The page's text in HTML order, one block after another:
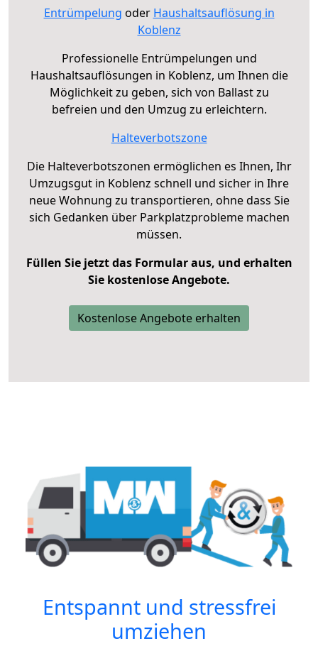
Entrümpelung oder Haushaltsauflösung in
Koblenz
Professionelle Entrümpelungen und
Haushaltsauflösungen in Koblenz, um Ihnen die
Möglichkeit zu geben, sich von Ballast zu
befreien und den Umzug zu erleichtern.
Halteverbotszone
Die Halteverbotszonen ermöglichen es Ihnen, Ihr
Umzugsgut in Koblenz schnell und sicher in Ihre
neue Wohnung zu transportieren, ohne dass Sie
sich Gedanken über Parkplatzprobleme machen
müssen.
Füllen Sie jetzt das Formular aus, und erhalten
Sie kostenlose Angebote.
Kostenlose Angebote erhalten
Entspannt und stressfrei
umziehen